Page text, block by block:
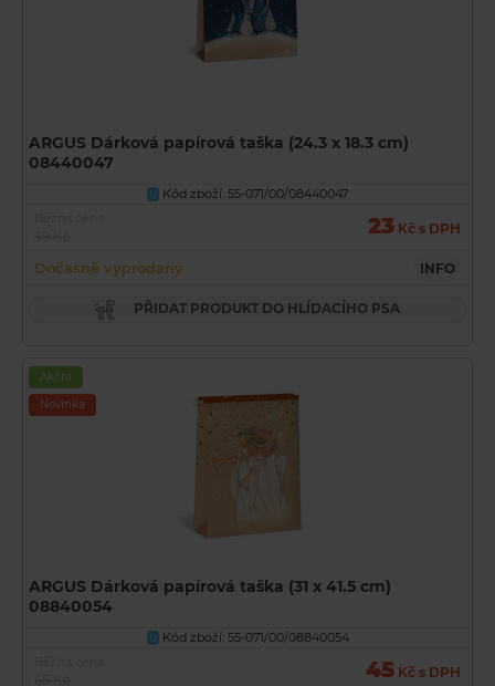
ARGUS Dárková papírová taška (24.3 x 18.3 cm)
08440047
U
Kód zboží: 55-071/00/08440047
23 Kč s DPH
Dočasně vyprodaný INFO
PŘIDAT PRODUKT DO HLÍDACÍHO PSA
Akční
Novinka
ARGUS Dárková papírová taška (31 x 41.5 cm)
08840054
U Kód zboží: 55-071/00/08840054
45 Kč s DPH